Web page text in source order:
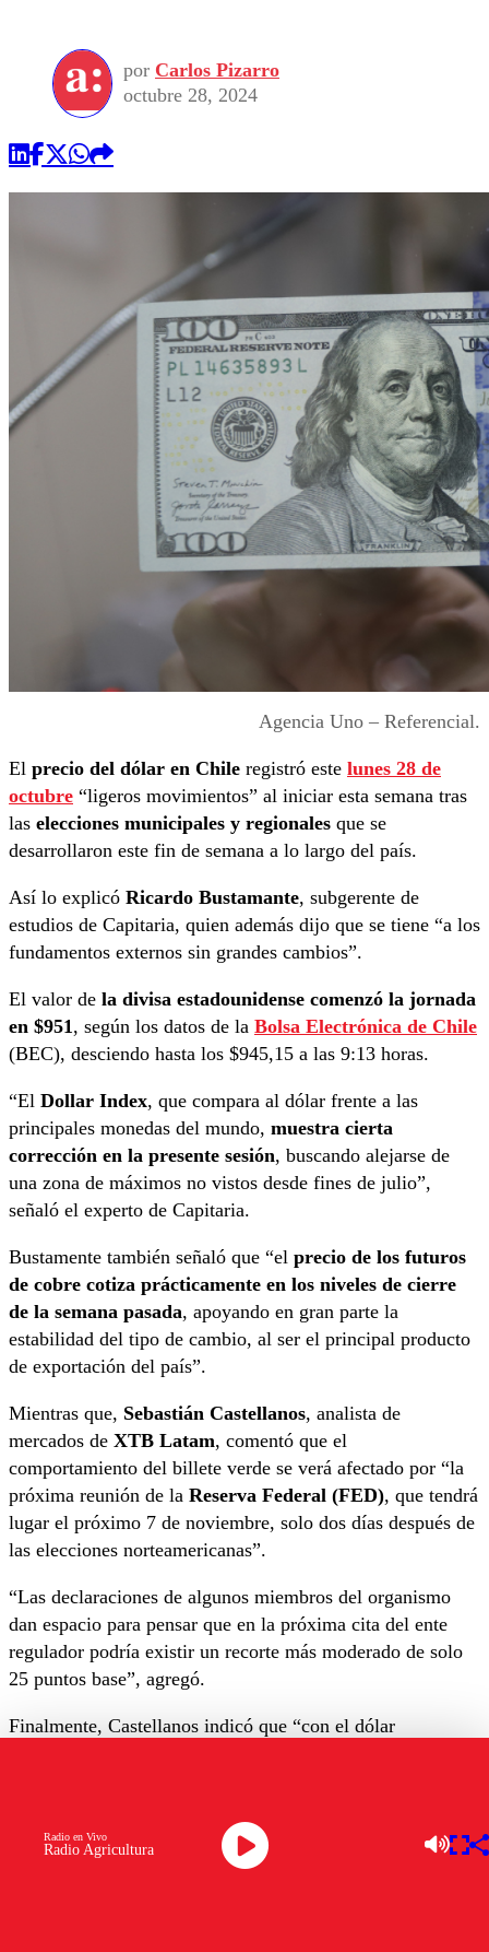
por Carlos Pizarro
octubre 28, 2024
Agencia Uno – Referencial.
El precio del dólar en Chile registró este lunes 28 de
octubre “ligeros movimientos” al iniciar esta semana tras
las elecciones municipales y regionales que se
desarrollaron este fin de semana a lo largo del país.
Así lo explicó Ricardo Bustamante, subgerente de
estudios de Capitaria, quien además dijo que se tiene “a los
fundamentos externos sin grandes cambios”.
El valor de la divisa estadounidense comenzó la jornada
en $951 , según los datos de la Bolsa Electrónica de Chile
(BEC), desciendo hasta los $945,15 a las 9:13 horas.
“El Dollar Index, que compara al dólar frente a las
principales monedas del mundo, muestra cierta
corrección en la presente sesión, buscando alejarse de
una zona de máximos no vistos desde fines de julio”,
señaló el experto de Capitaria.
Bustamente también señaló que “el precio de los futuros
de cobre cotiza prácticamente en los niveles de cierre
de la semana pasada, apoyando en gran parte la
estabilidad del tipo de cambio, al ser el principal producto
de exportación del país”.
Mientras que, Sebastián Castellanos, analista de
mercados de XTB Latam, comentó que el
comportamiento del billete verde se verá afectado por “la
próxima reunión de la Reserva Federal (FED), que tendrá
lugar el próximo 7 de noviembre, solo dos días después de
las elecciones norteamericanas”.
“Las declaraciones de algunos miembros del organismo
dan espacio para pensar que en la próxima cita del ente
regulador podría existir un recorte más moderado de solo
25 puntos base”, agregó.
Finalmente, Castellanos indicó que “con el dólar
bajista,podría incluso buscar el soporte cercano a los
$935. Sin embargo,
si comenzamos a ver un
Radio Agricultura
Radio en Vivo